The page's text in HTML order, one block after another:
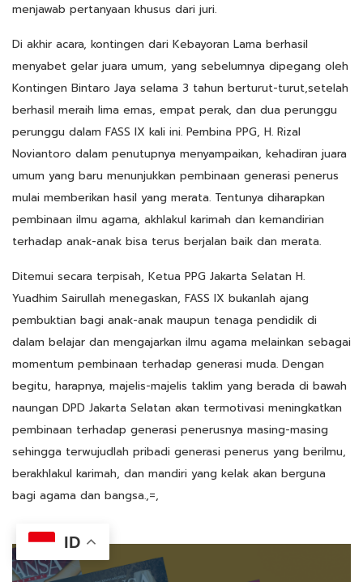
menjawab pertanyaan khusus dari juri.
Di akhir acara, kontingen dari Kebayoran Lama berhasil
menyabet gelar juara umum, yang sebelumnya dipegang oleh
Kontingen Bintaro Jaya selama 3 tahun berturut-turut,setelah
berhasil meraih lima emas, empat perak, dan dua perunggu
perunggu dalam FASS IX kali ini. Pembina PPG, H. Rizal
Noviantoro dalam penutupnya menyampaikan, kehadiran juara
umum yang baru menunjukkan pembinaan generasi penerus
mulai memberikan hasil yang merata. Tentunya diharapkan
pembinaan ilmu agama, akhlakul karimah dan kemandirian
terhadap anak-anak bisa terus berjalan baik dan merata.
Ditemui secara terpisah, Ketua PPG Jakarta Selatan H.
Yuadhim Sairullah menegaskan, FASS IX bukanlah ajang
pembuktian bagi anak-anak maupun tenaga pendidik di
dalam belajar dan mengajarkan ilmu agama melainkan sebagai
momentum pembinaan terhadap generasi muda. Dengan
begitu, harapnya, majelis-majelis taklim yang berada di bawah
naungan DPD Jakarta Selatan akan termotivasi meningkatkan
pembinaan terhadap generasi penerusnya masing-masing
sehingga terwujudlah pribadi generasi penerus yang berilmu,
berakhlakul karimah, dan mandiri yang kelak akan berguna
bagi agama dan bangsa.,=,
ID